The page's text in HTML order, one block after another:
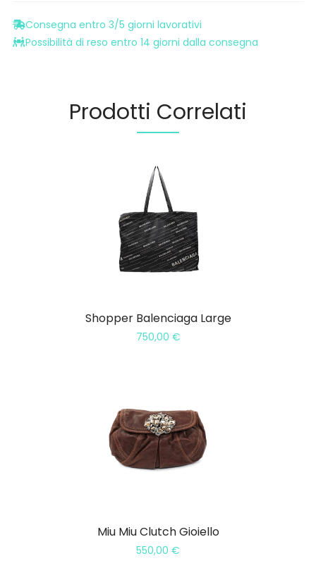
Consegna entro 3/5 giorni lavorativi
Possibilità di reso entro 14 giorni dalla consegna
Prodotti Correlati
Shopper Balenciaga Large
750,00 €
Miu Miu Clutch Gioiello
550,00 €